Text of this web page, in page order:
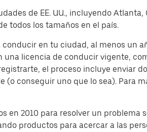
de EE. UU., incluyendo Atlanta,
todos los tamaños en el país.
en tu ciudad, al menos un
una licencia de conducir vigente,
el proceso incluye enviar
conseguir uno que lo sea). Para
en 2010 para resolver un problema
productos para acercar a las